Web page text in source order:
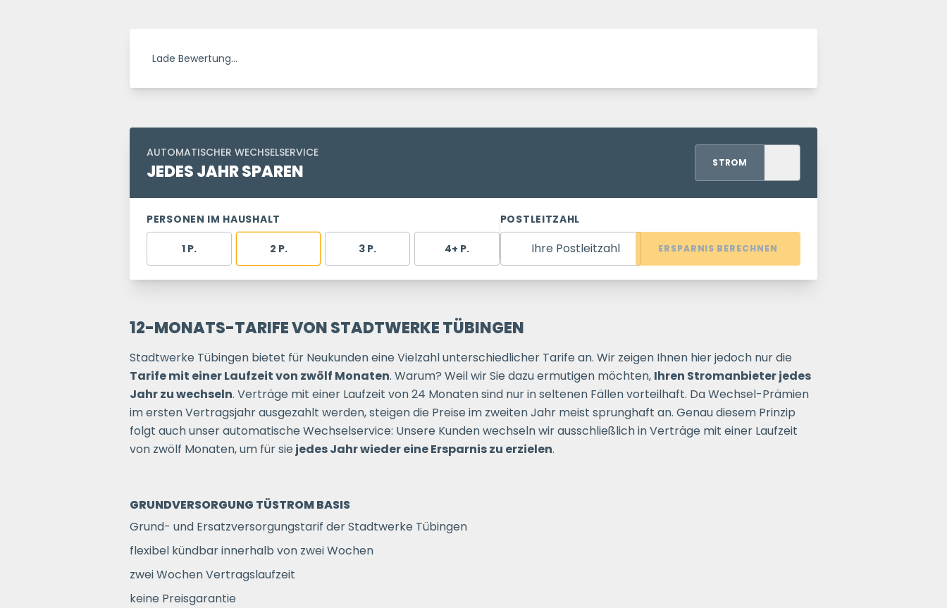
Lade Bewertung…
AUTOMATISCHER WECHSELSERVICE
JEDES JAHR SPAREN STROM
PERSONEN IM HAUSHALT
1 P. 2 P. 3 P. 4+ P.
POSTLEITZAHL
Ihre Postleitzahl ERSPARNIS BERECHNEN
12-MONATS-TARIFE VON STADTWERKE TÜBINGEN
Stadtwerke Tübingen bietet für Neukunden eine Vielzahl unterschiedlicher Tarife an. Wir zeigen Ihnen hier jedoch nur die
Tarife mit einer Laufzeit von zwölf Monaten. Warum? Weil wir Sie dazu ermutigen möchten, Ihren Stromanbieter jedes
Jahr zu wechseln. Verträge mit einer Laufzeit von 24 Monaten sind nur in seltenen Fällen vorteilhaft. Da Wechsel-Prämien
im ersten Vertragsjahr ausgezahlt werden, steigen die Preise im zweiten Jahr meist sprunghaft an. Genau diesem Prinzip
folgt auch unser automatische Wechselservice: Unsere Kunden wechseln wir ausschließlich in Verträge mit einer Laufzeit
von zwölf Monaten, um für sie jedes Jahr wieder eine Ersparnis zu erzielen.
GRUNDVERSORGUNG TÜSTROM BASIS
Grund- und Ersatzversorgungstarif der Stadtwerke Tübingen
flexibel kündbar innerhalb von zwei Wochen
zwei Wochen Vertragslaufzeit
keine Preisgarantie